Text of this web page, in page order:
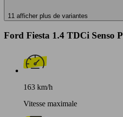
11 afficher plus de variantes
Ford Fiesta 1.4 TDCi Senso
163 km/h
Vitesse maximale